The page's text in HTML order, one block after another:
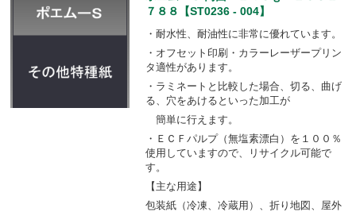
７８８【ST0236 - 004】
・耐水性、耐油性に非常に優れています。
・オフセット印刷・カラーレーザープリン
タ適性があります。
・ラミネートと比較した場合、切る、曲げ
る、穴をあけるといった加工が
簡単に行えます。
・ＥＣＦパルプ（無塩素漂白）を１００％
使用していますので、リサイクル可能で
す。
【主な用途】
包装紙（冷凍、冷蔵用）、折り地図、屋外